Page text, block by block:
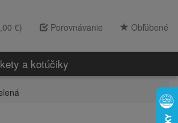
€) Porovnávanie Obľúbené
a kotúčiky